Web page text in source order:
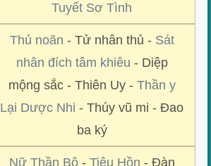
Tuyết Sơ Tình
Thủ noãn - Tử nhân thủ - Sát
nhân đích tâm khiêu - Diệp
mộng sắc - Thiên Uy - Thần y
Lại Dược Nhi - Thúy vũ mi - Đao
ba ký
Nữ Thần Bộ- Tiêu Hồn - Đàn